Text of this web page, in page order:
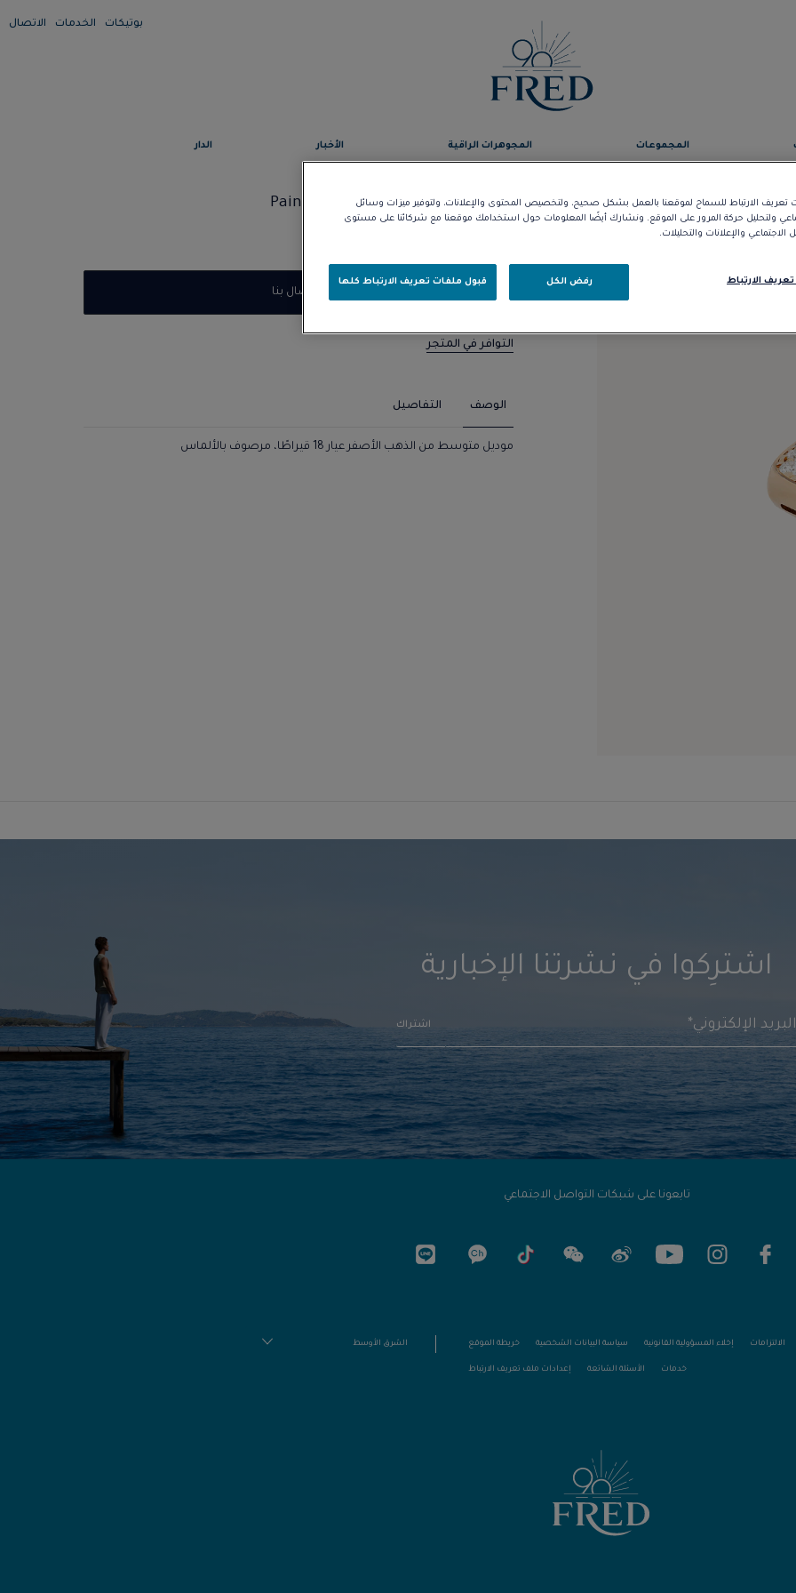
بوتيكات الخدمات الاتصال
المجموعات المجوهرات الراقية الأخبار الدار
وجه مسطح لخاتم Pain de Sucre
د.إ 19.250,00
الاتصال بنا
التوافر في المتجر
الوصف التفاصيل
موديل متوسط من الذهب الأصفر عيار 18 قيراطًا، مرصوف بالألماس
اشترِكوا في نشرتنا الإخبارية
اشتراك
تابعونا على شبكات التواصل الاجتماعي
الالتزامات إخلاء المسؤولية القانونية سياسة البيانات الشخصية خريطة الموقع
خدمات الأسئلة الشائعة إعدادات ملف تعريف الارتباط
الشرق الأوسط
الارتباط للسماح لموقعنا بالعمل بشكل صحيح، ولتخصيص المحتوى والإعلانات، ولتوفير ميزات وسائل
ولتحليل حركة المرور على الموقع. ونشارك أيضًا المعلومات حول استخدامك موقعنا مع شركائنا على مستوى
والإعلانات والتحليلات.
الارتباط رفض الكل قبول ملفات تعريف الارتباط كلها